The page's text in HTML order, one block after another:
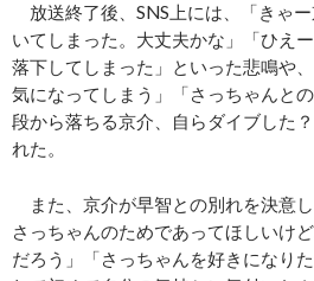
放送終了後、SNS上には、「きゃ
いてしまった。大丈夫かな」「ひえ
落下してしまった」といった悲鳴や
気になってしまう」「さっちゃんと
段から落ちる京介、自らダイブした
れた。
また、京介が早智との別れを決意し
さっちゃんのためであってほしいけ
だろう」「さっちゃんを好きになり